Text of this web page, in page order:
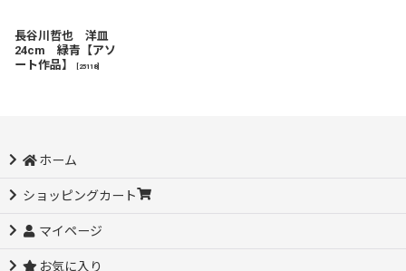
長谷川哲也 洋皿
24cm 緑青【アソ
ート作品】
25118]
ホーム
ショッピングカート
マイページ
お気に入り